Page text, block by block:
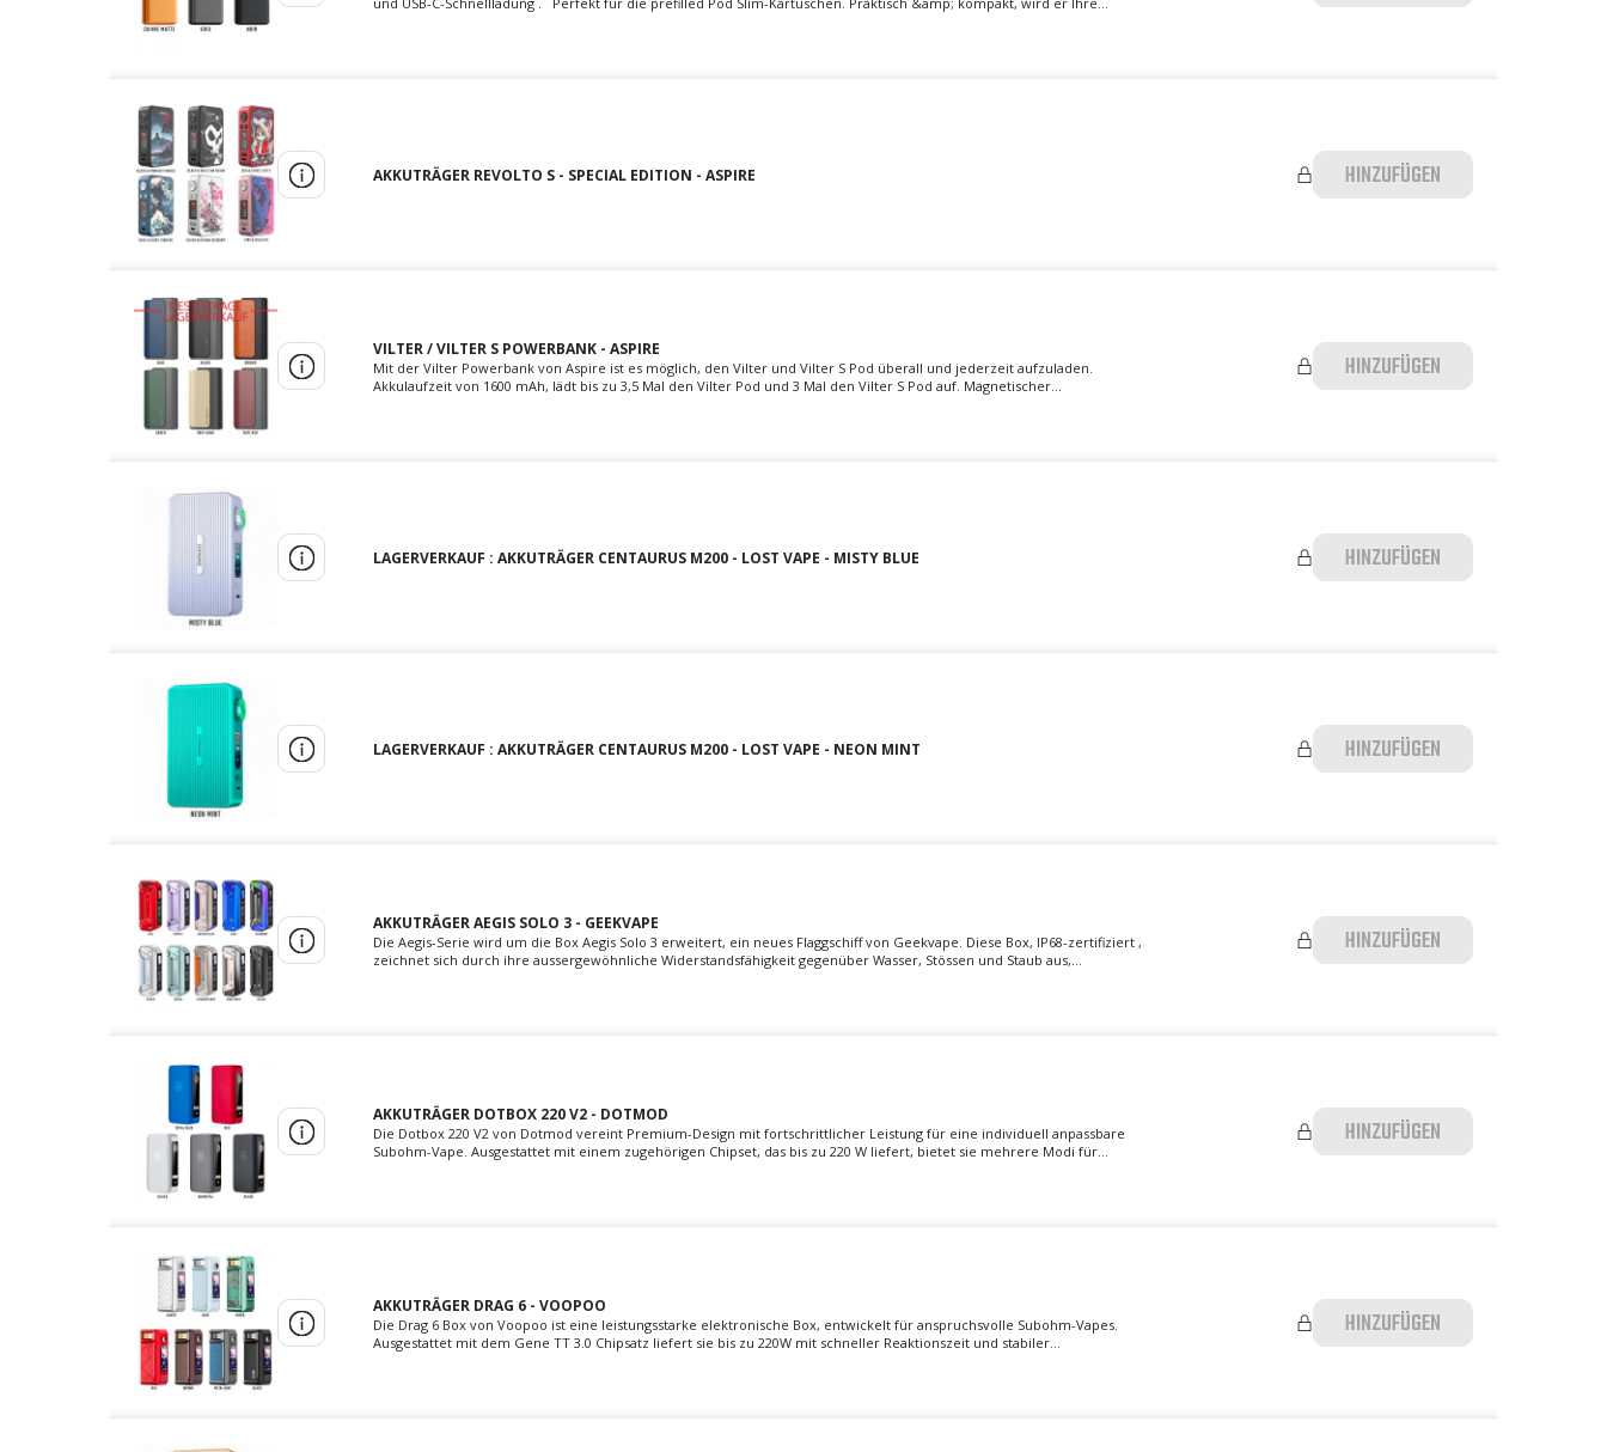
AKKUTRÄGER REVOLTO S - SPECIAL EDITION - ASPIRE HINZUFÜGEN
VILTER / VILTER S POWERBANK - ASPIRE
Mit der Vilter Powerbank von Aspire ist es möglich, den Vilter und Vilter S Pod überall und jederzeit aufzuladen.
Akkulaufzeit von 1600 mAh, lädt bis zu 3,5 Mal den Vilter Pod und 3 Mal den Vilter S Pod auf. Magnetischer...
HINZUFÜGEN
LAGERVERKAUF : AKKUTRÄGER CENTAURUS M200 - LOST VAPE - MISTY BLUE HINZUFÜGEN
LAGERVERKAUF : AKKUTRÄGER CENTAURUS M200 - LOST VAPE - NEON MINT HINZUFÜGEN
AKKUTRÄGER AEGIS SOLO 3 - GEEKVAPE
Die Aegis-Serie wird um die Box Aegis Solo 3 erweitert, ein neues Flaggschiff von Geekvape. Diese Box, IP68-zertifiziert ,
zeichnet sich durch ihre aussergewöhnliche Widerstandsfähigkeit gegenüber Wasser, Stössen und Staub aus,...
HINZUFÜGEN
AKKUTRÄGER DOTBOX 220 V2 - DOTMOD
Die Dotbox 220 V2 von Dotmod vereint Premium-Design mit fortschrittlicher Leistung für eine individuell anpassbare
Subohm-Vape. Ausgestattet mit einem zugehörigen Chipset, das bis zu 220 W liefert, bietet sie mehrere Modi für...
HINZUFÜGEN
AKKUTRÄGER DRAG 6 - VOOPOO
Die Drag 6 Box von Voopoo ist eine leistungsstarke elektronische Box, entwickelt für anspruchsvolle Subohm-Vapes.
Ausgestattet mit dem Gene TT 3.0 Chipsatz liefert sie bis zu 220W mit schneller Reaktionszeit und stabiler...
HINZUFÜGEN